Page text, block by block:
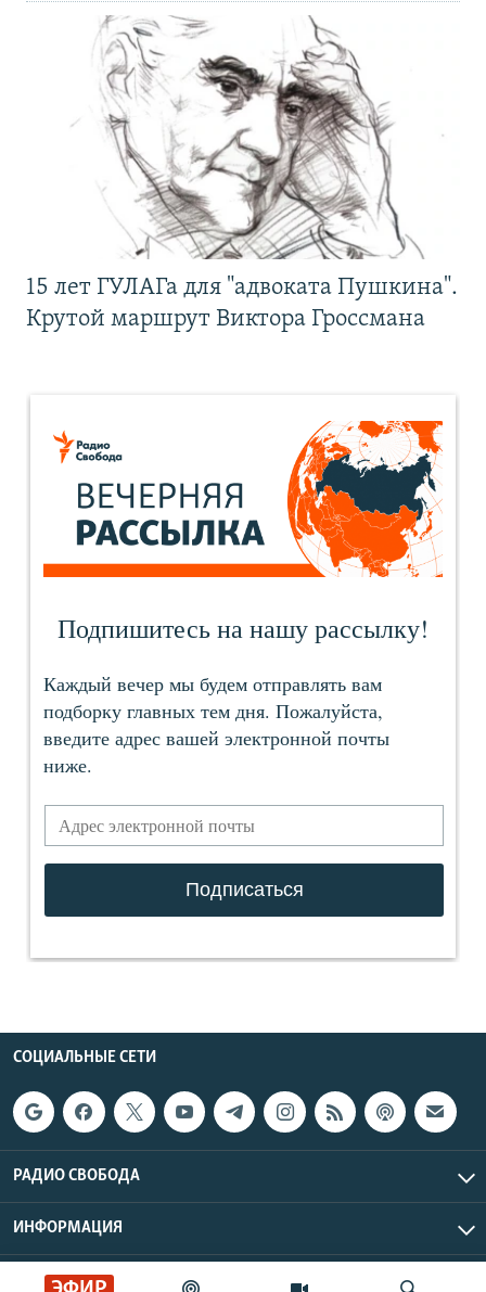
15 лет ГУЛАГа для "адвоката Пушкина".
Крутой маршрут Виктора Гроссмана
СОЦИАЛЬНЫЕ СЕТИ
РАДИО СВОБОДА
ИНФОРМАЦИЯ
Радио Свобода © 2026 RFE/RL, Inc. | Все права защищены.